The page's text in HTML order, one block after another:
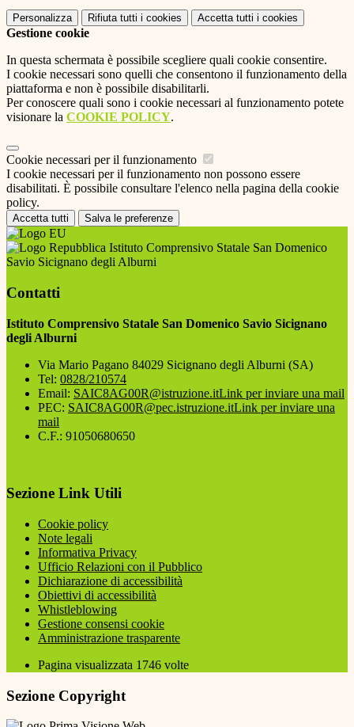
Personalizza Rifiuta tutti i cookies Accetta tutti i cookies
Gestione cookie
In questa schermata è possibile scegliere quali cookie consentire.
I cookie necessari sono quelli che consentono il funzionamento della
piattaforma e non è possibile disabilitarli.
Per conoscere quali sono i cookie necessari al funzionamento potete
visionare la COOKIE POLICY.
Cookie necessari per il funzionamento
I cookie necessari per il funzionamento non possono essere
disabilitati. È possibile consultare l'elenco nella pagina della cookie
policy.
Accetta tutti Salva le preferenze
Istituto Comprensivo Statale San Domenico
Savio Sicignano degli Alburni
Contatti
Istituto Comprensivo Statale San Domenico Savio Sicignano
degli Alburni
Via Mario Pagano 84029 Sicignano degli Alburni (SA)
Tel: 0828/210574
Email: SAIC8AG00R@istruzione.itLink per inviare una mail
PEC: SAIC8AG00R@pec.istruzione.itLink per inviare una
mail
C.F.: 91050680650
Sezione Link Utili
Cookie policy
Note legali
Informativa Privacy
Ufficio Relazioni con il Pubblico
Dichiarazione di accessibilità
Obiettivi di accessibilità
Whistleblowing
Gestione consensi cookie
Amministrazione trasparente
Pagina visualizzata 1746 volte
Sezione Copyright